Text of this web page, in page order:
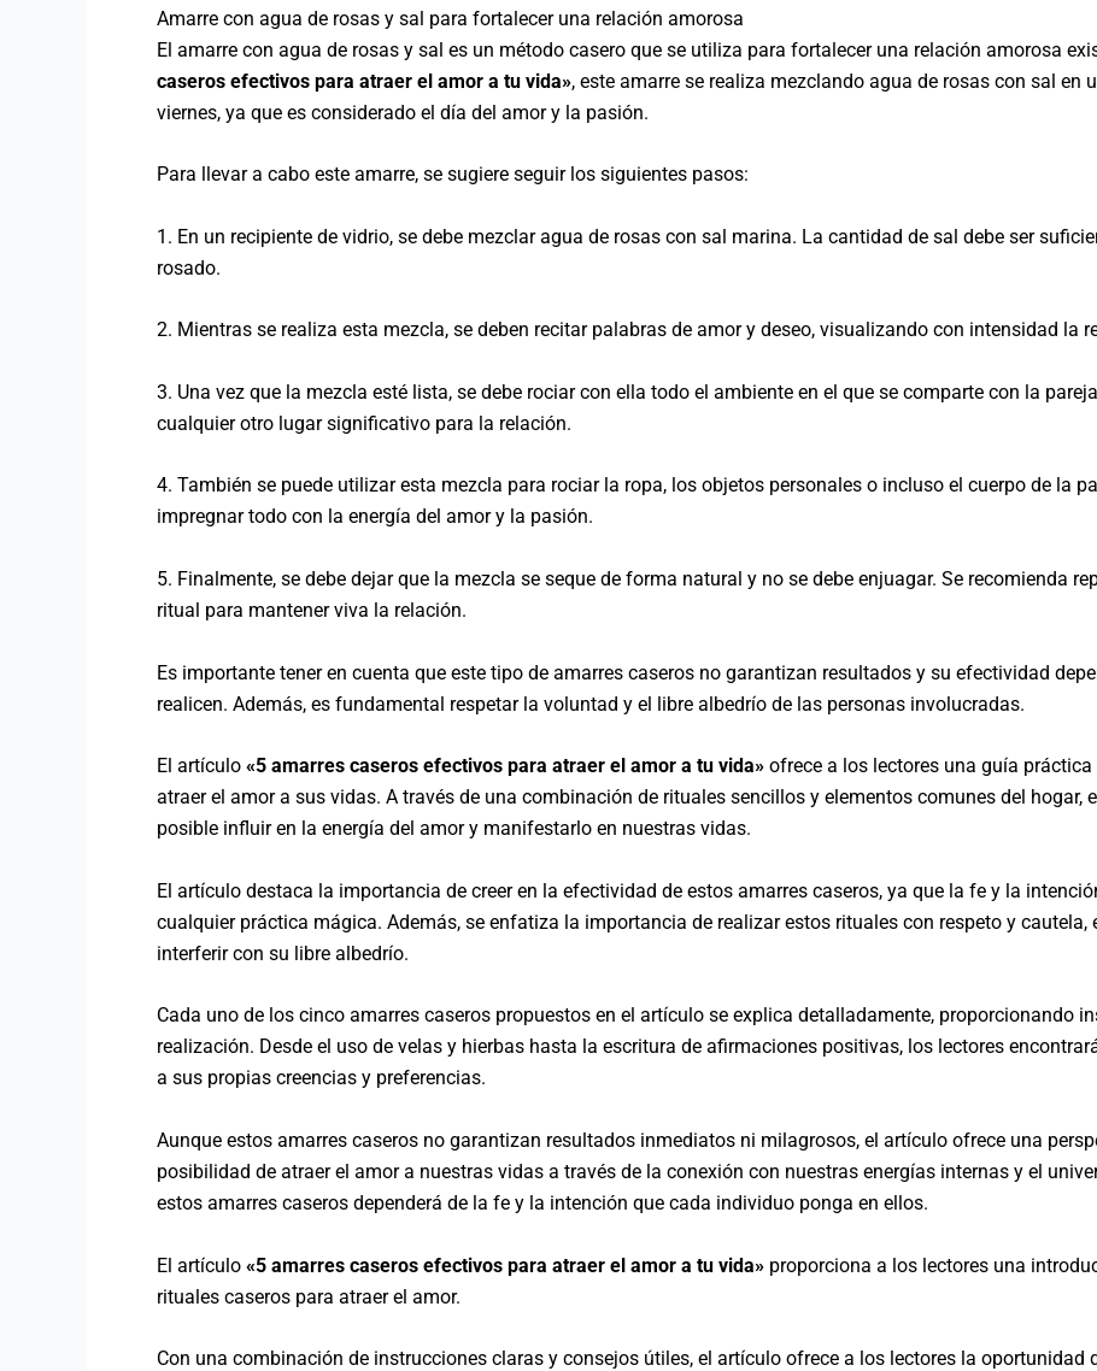
Amarre con agua de rosas y sal para fortalecer una relación amorosa
El amarre con agua de rosas y sal es un método casero que se utiliza para fortalecer una relación amorosa
caseros efectivos para atraer el amor a tu vida», este amarre se realiza mezclando agua de rosas con sal en
viernes, ya que es considerado el día del amor y la pasión.
Para llevar a cabo este amarre, se sugiere seguir los siguientes pasos:
1. En un recipiente de vidrio, se debe mezclar agua de rosas con sal marina. La cantidad de sal debe ser
rosado.
2. Mientras se realiza esta mezcla, se deben recitar palabras de amor y deseo, visualizando con intensidad la
3. Una vez que la mezcla esté lista, se debe rociar con ella todo el ambiente en el que se comparte con la
cualquier otro lugar significativo para la relación.
4. También se puede utilizar esta mezcla para rociar la ropa, los objetos personales o incluso el cuerpo de la
impregnar todo con la energía del amor y la pasión.
5. Finalmente, se debe dejar que la mezcla se seque de forma natural y no se debe enjuagar. Se recomienda
ritual para mantener viva la relación.
Es importante tener en cuenta que este tipo de amarres caseros no garantizan resultados y su efectividad
realicen. Además, es fundamental respetar la voluntad y el libre albedrío de las personas involucradas.
El artículo «5 amarres caseros efectivos para atraer el amor a tu vida» ofrece a los lectores una guía
atraer el amor a sus vidas. A través de una combinación de rituales sencillos y elementos comunes del hogar,
posible influir en la energía del amor y manifestarlo en nuestras vidas.
El artículo destaca la importancia de creer en la efectividad de estos amarres caseros, ya que la fe y la
cualquier práctica mágica. Además, se enfatiza la importancia de realizar estos rituales con respeto y
interferir con su libre albedrío.
Cada uno de los cinco amarres caseros propuestos en el artículo se explica detalladamente, proporcionando
realización. Desde el uso de velas y hierbas hasta la escritura de afirmaciones positivas, los lectores
a sus propias creencias y preferencias.
Aunque estos amarres caseros no garantizan resultados inmediatos ni milagrosos, el artículo ofrece una
posibilidad de atraer el amor a nuestras vidas a través de la conexión con nuestras energías internas y el
estos amarres caseros dependerá de la fe y la intención que cada individuo ponga en ellos.
El artículo «5 amarres caseros efectivos para atraer el amor a tu vida» proporciona a los lectores una
rituales caseros para atraer el amor.
Con una combinación de instrucciones claras y consejos útiles, el artículo ofrece a los lectores la oportunidad